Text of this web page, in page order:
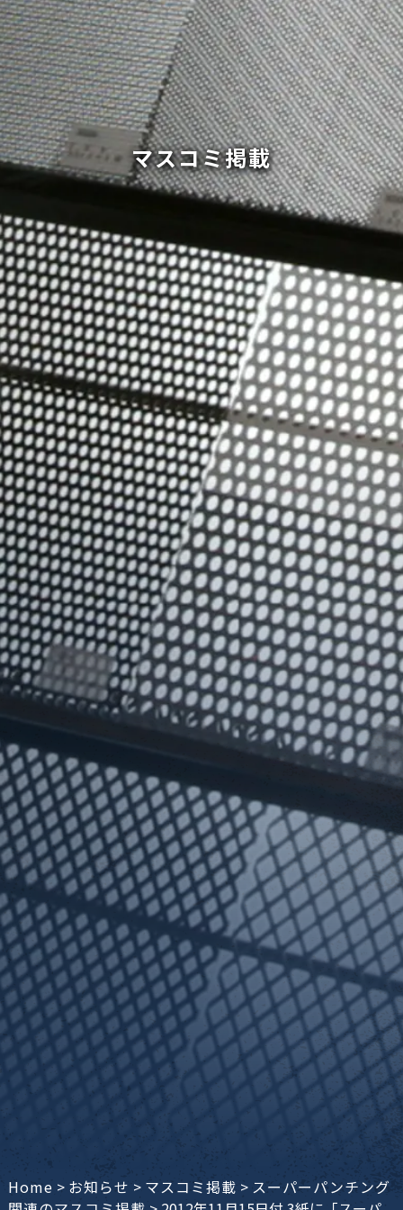
マスコミ掲載
Home > お知らせ > マスコミ掲載 > スーパーパンチング